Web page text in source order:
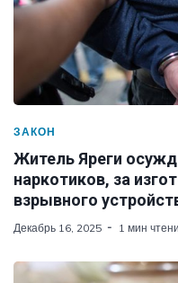
ЗАКОН
Житель Яреги
наркотиков, за
взрывного
Декабрь 16, 2025 1 мин